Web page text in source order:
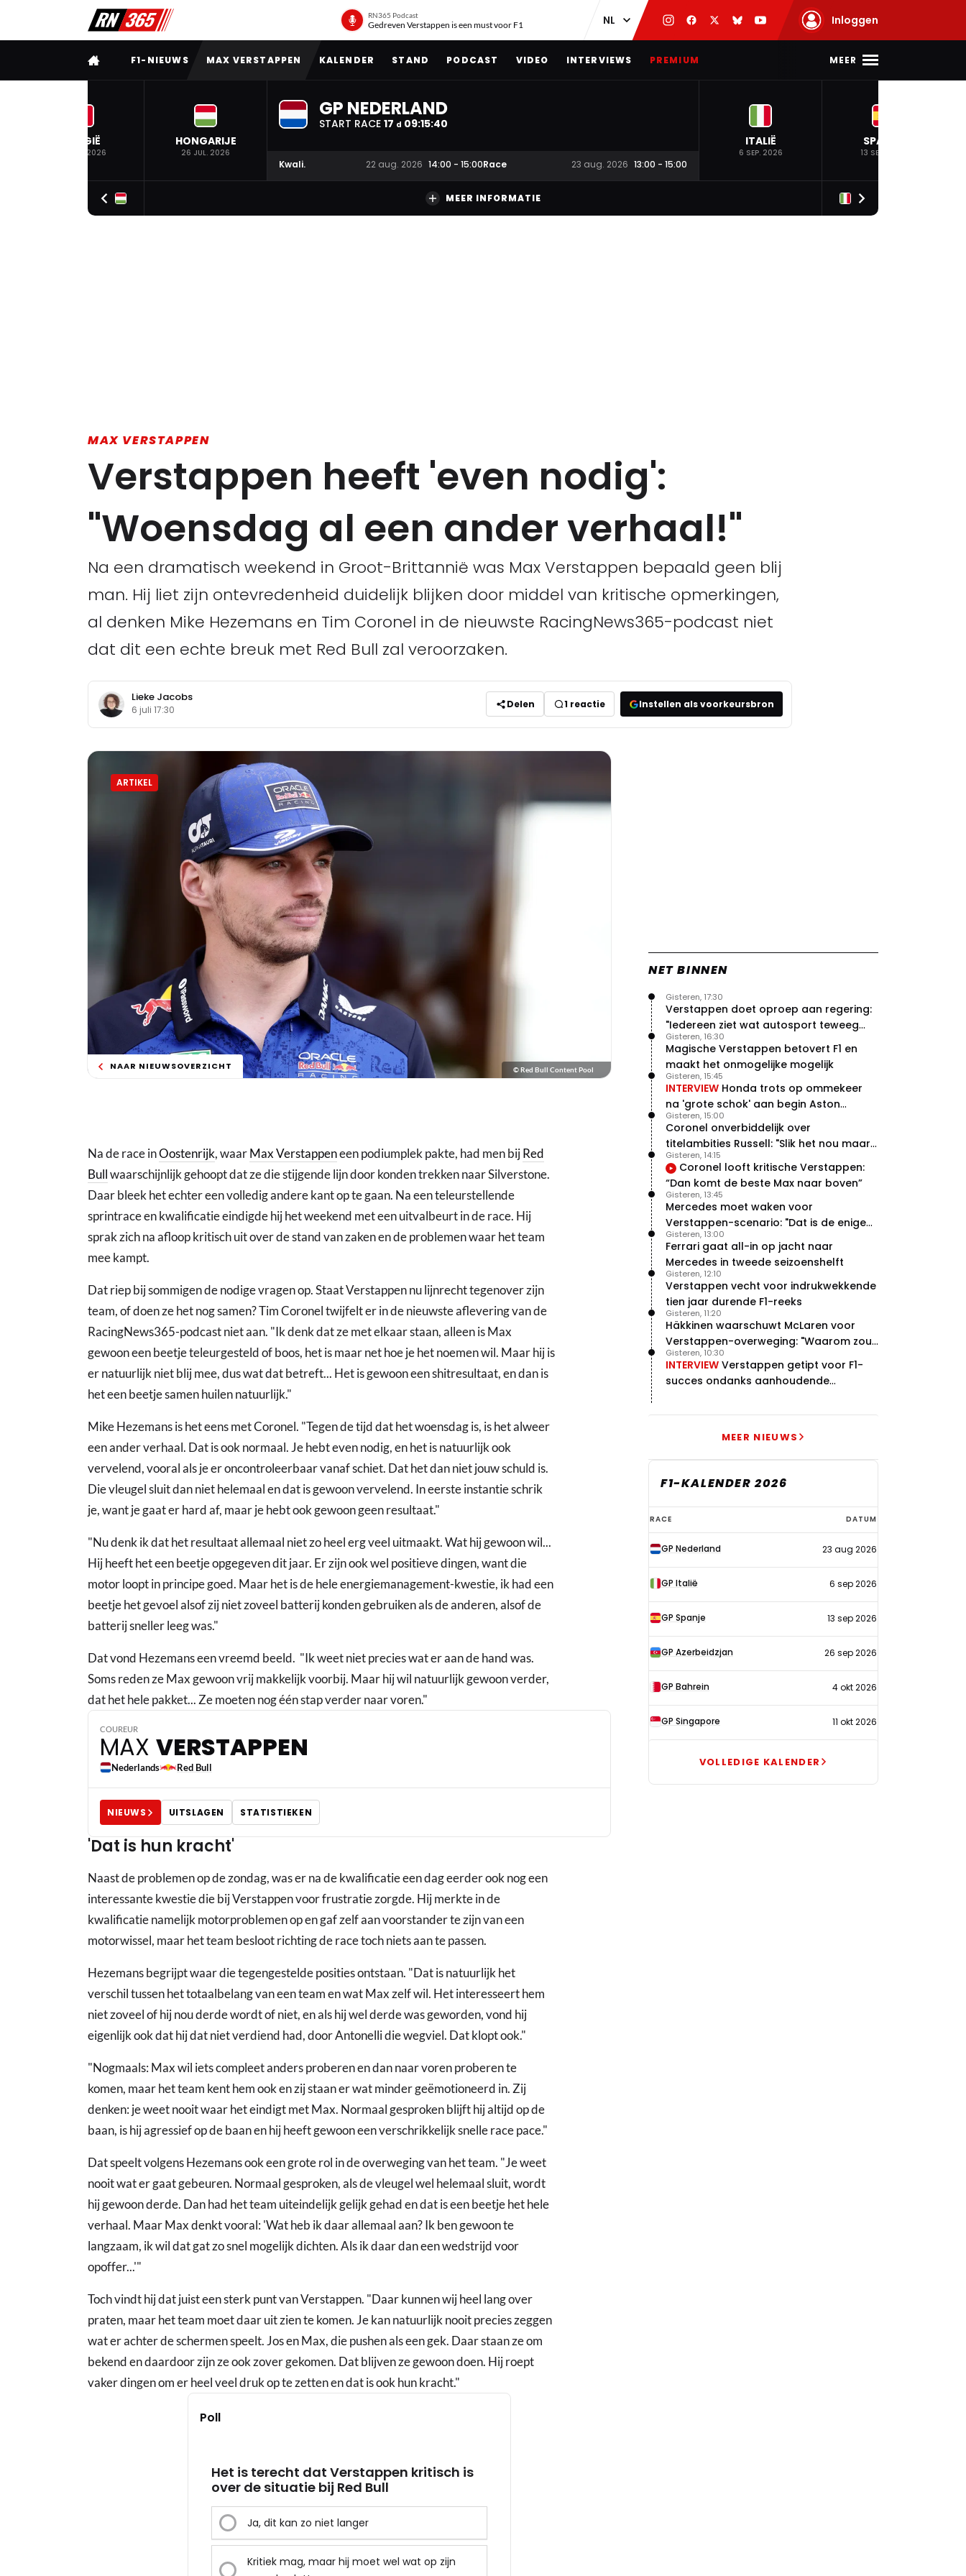
RN365 Podcast
Gedreven Verstappen is een must voor F1 Inloggen
VOLLEDIG MENU
F1-NIEUWS MAX VERSTAPPEN KALENDER STAND PODCAST VIDEO INTERVIEWS PREMIUM MEER
BELGIË
19 JUL. 2026
HONGARIJE
26 JUL. 2026
GP NEDERLAND
START RACE 17 d 09:15:39
Kwali. 22 aug. 2026 14:00 - 15:00Race 23 aug. 2026 13:00 - 15:00
ITALIË
6 SEP. 2026
SPANJE
13 SEP. 2026
MEER INFORMATIE
MAX VERSTAPPEN
Verstappen heeft 'even nodig':
"Woensdag al een ander verhaal!"
Na een dramatisch weekend in Groot-Brittannië was Max Verstappen bepaald geen blij
man. Hij liet zijn ontevredenheid duidelijk blijken door middel van kritische opmerkingen,
al denken Mike Hezemans en Tim Coronel in de nieuwste RacingNews365-podcast niet
dat dit een echte breuk met Red Bull zal veroorzaken.
Lieke Jacobs
6 juli 17:30 Delen 1 reactie Instellen als voorkeursbron
ARTIKEL
NAAR NIEUWSOVERZICHT © Red Bull Content Pool
Na de race inOostenrijk, waarMax Verstappeneen podiumplek pakte, had men bijRed
Bullwaarschijnlijk gehoopt dat ze die stijgende lijn door konden trekken naar Silverstone.
Daar bleek het echter een volledig andere kant op te gaan. Na een teleurstellende
sprintrace en kwalificatie eindigde hij het weekend met een uitvalbeurt in de race. Hij
sprak zich na afloop kritisch uit over de stand van zaken en de problemen waar het team
mee kampt.
Dat riep bij sommigen de nodige vragen op. Staat Verstappen nu lijnrecht tegenover zijn
team, of doen ze het nog samen? Tim Coronel twijfelt er in de nieuwste aflevering van de
RacingNews365-podcast niet aan. "Ik denk dat ze met elkaar staan, alleen is Max
gewoon een beetje teleurgesteld of boos, het is maar net hoe je het noemen wil. Maar hij is
er natuurlijk niet blij mee, dus wat dat betreft... Het is gewoon een shitresultaat, en dan is
het een beetje samen huilen natuurlijk."
Mike Hezemans is het eens met Coronel. "Tegen de tijd dat het woensdag is, is het alweer
een ander verhaal. Dat is ook normaal. Je hebt even nodig, en het is natuurlijk ook
vervelend, vooral als je er oncontroleerbaar vanaf schiet. Dat het dan niet jouw schuld is.
Die vleugel sluit dan niet helemaal en dat is gewoon vervelend. In eerste instantie schrik
je, want je gaat er hard af, maar je hebt ook gewoon geen resultaat."
"Nu denk ik dat het resultaat allemaal niet zo heel erg veel uitmaakt. Wat hij gewoon wil...
Hij heeft het een beetje opgegeven dit jaar. Er zijn ook wel positieve dingen, want die
motor loopt in principe goed. Maar het is de hele energiemanagement-kwestie, ik had een
beetje het gevoel alsof zij niet zoveel batterij konden gebruiken als de anderen, alsof de
batterij sneller leeg was."
Dat vond Hezemans een vreemd beeld. "Ik weet niet precies wat er aan de hand was.
Soms reden ze Max gewoon vrij makkelijk voorbij. Maar hij wil natuurlijk gewoon verder,
dat het hele pakket... Ze moeten nog één stap verder naar voren."
COUREUR
MAX VERSTAPPEN
Nederlands Red Bull 3
NIEUWS UITSLAGEN STATISTIEKEN
'Dat is hun kracht'
Naast de problemen op de zondag, was er na de kwalificatie een dag eerder ook nog een
interessante kwestie die bij Verstappen voor frustratie zorgde. Hij merkte in de
kwalificatie namelijk motorproblemen op en gaf zelf aan voorstander te zijn van een
motorwissel, maar het team besloot richting de race toch niets aan te passen.
Hezemans begrijpt waar die tegengestelde posities ontstaan. "Dat is natuurlijk het
verschil tussen het totaalbelang van een team en wat Max zelf wil. Het interesseert hem
niet zoveel of hij nou derde wordt of niet, en als hij wel derde was geworden, vond hij
eigenlijk ook dat hij dat niet verdiend had, door Antonelli die wegviel. Dat klopt ook."
"Nogmaals: Max wil iets compleet anders proberen en dan naar voren proberen te
komen, maar het team kent hem ook en zij staan er wat minder geëmotioneerd in. Zij
denken: je weet nooit waar het eindigt met Max. Normaal gesproken blijft hij altijd op de
baan, is hij agressief op de baan en hij heeft gewoon een verschrikkelijk snelle race pace."
Dat speelt volgens Hezemans ook een grote rol in de overweging van het team. "Je weet
nooit wat er gaat gebeuren. Normaal gesproken, als de vleugel wel helemaal sluit, wordt
hij gewoon derde. Dan had het team uiteindelijk gelijk gehad en dat is een beetje het hele
verhaal. Maar Max denkt vooral: 'Wat heb ik daar allemaal aan? Ik ben gewoon te
langzaam, ik wil dat gat zo snel mogelijk dichten. Als ik daar dan een wedstrijd voor
opoffer...'"
Toch vindt hij dat juist een sterk punt van Verstappen. "Daar kunnen wij heel lang over
praten, maar het team moet daar uit zien te komen. Je kan natuurlijk nooit precies zeggen
wat er achter de schermen speelt. Jos en Max, die pushen als een gek. Daar staan ze om
bekend en daardoor zijn ze ook zover gekomen. Dat blijven ze gewoon doen. Hij roept
vaker dingen om er heel veel druk op te zetten en dat is ook hun kracht."
Poll
Het is terecht dat Verstappen kritisch is
over de situatie bij Red Bull
Ja, dit kan zo niet langer
Kritiek mag, maar hij moet wel wat op zijn
NET BINNEN
Verstappen doet oproep aan regering:
"Iedereen ziet wat autosport teweeg
brengt"
Gisteren, 17:30
Magische Verstappen betovert F1 en
maakt het onmogelijke mogelijk
Gisteren, 16:30
INTERVIEW Honda trots op ommekeer
na 'grote schok' aan begin Aston
Martin-avontuur
Gisteren, 15:45
Coronel onverbiddelijk over
titelambities Russell: "Slik het nou maar
gewoon"
Gisteren, 15:00
Coronel looft kritische Verstappen:
“Dan komt de beste Max naar boven”
Gisteren, 14:15
Mercedes moet waken voor
Verstappen-scenario: "Dat is de enige
manier"
Gisteren, 13:45
Ferrari gaat all-in op jacht naar
Mercedes in tweede seizoenshelft
Gisteren, 13:00
Verstappen vecht voor indrukwekkende
tien jaar durende F1-reeks
Gisteren, 12:10
Häkkinen waarschuwt McLaren voor
Verstappen-overweging: "Waarom zou
je?"
Gisteren, 11:20
INTERVIEW Verstappen getipt voor F1-
succes ondanks aanhoudende
Gisteren, 10:30
MEER NIEUWS
F1-KALENDER 2026
F1-
kalender
2026
RACE DATUM
GP Nederland 23 aug 2026
GP Italië 6 sep 2026
GP Spanje 13 sep 2026
GP Azerbeidzjan 26 sep 2026
GP Bahrein 4 okt 2026
GP Singapore 11 okt 2026
VOLLEDIGE KALENDER